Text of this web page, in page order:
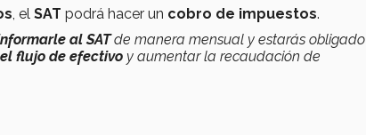
, el SAT podrá hacer un cobro de impuestos.
al SATde manera mensual y estarás obligado
flujo de efectivo y aumentar la recaudación de